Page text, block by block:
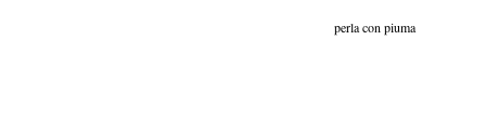
perla con piuma